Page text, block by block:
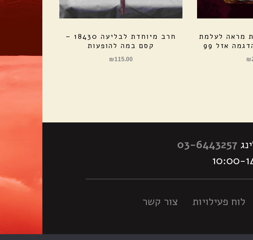
מראה לעלמת
₪
חרב מיוחדת לבליעה 18430 –
קסם במה להופעות
₪115.00
03-6443257
לוח פעילויות צור קשר